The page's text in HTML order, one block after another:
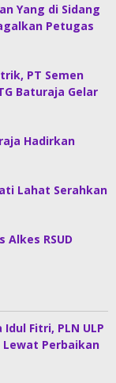
Yang di Sidang
Petugas
PT Semen
Baturaja Gelar
Hadirkan
Lahat Serahkan
Alkes RSUD
Idul Fitri, PLN ULP
Perbaikan